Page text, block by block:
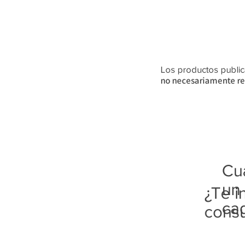
un
¿Te
Los productos
no necesariamente